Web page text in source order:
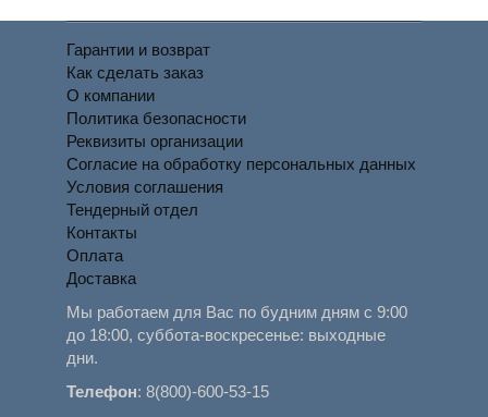
Гарантии и возврат
Как сделать заказ
О компании
Политика безопасности
Реквизиты организации
Согласие на обработку персональных данных
Условия соглашения
Тендерный отдел
Контакты
Оплата
Доставка
Мы работаем для Вас по будним дням с 9:00
до 18:00, суббота-воскресенье: выходные
дни.
Телефон:8(800)-600-53-15